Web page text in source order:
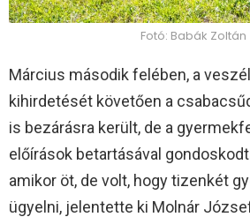
Fotó: Babák Zoltán
Március második felében, a
kihirdetését követően a
is bezárásra került, de a
előírások betartásával
amikor öt, de volt, hogy tizenkét
ügyelni, jelentette ki Molnár